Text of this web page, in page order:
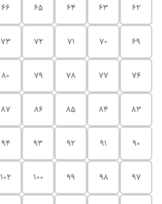
62
63
64
65
66
69
70
71
72
73
76
77
78
79
80
83
84
85
86
87
90
91
92
93
94
97
98
99
100
102